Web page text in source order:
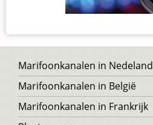
Voet
Marifoonkanalen in Nedeland
Marifoonkanalen in België
Marifoonkanalen in Frankrijk